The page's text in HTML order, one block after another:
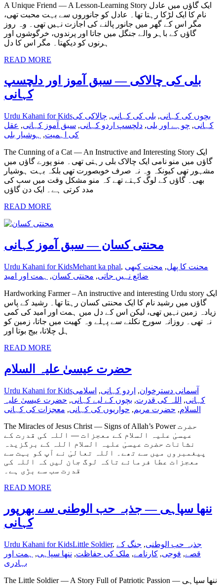
A Unique Friend — A Lesson-Learning Story ایک گاؤں میں عادل
نام کا ایک لڑکا رہتا تھا۔ عادل کو جانوروں سے بہت محبت تھی،
مگر اس کے گھر میں جانور پالنے کی اجازت نہیں تھی۔ وہ روز
گاؤں کے باہر والے جنگل میں جاتا اور پرندوں، خرگوشوں اور
ہرنوں کو دیکھتا۔ مگر اس کا دل
READ MORE
بلی کی چالاکی — سبق آموز اور دلچسپ
کہانی
Urdu Kahani for Kids بچوں کی کہانی, بلی کی کہانی, چالاکی کی
کہانی, چوہے اور بلی, دلچسپ اردو کہانی, سبق آموز کہانی, عقل
کی اہمیت, ہوشیار بلی
The Cunning of a Cat — An Instructive and Interesting Story ایک
گاؤں میں منو نامی ایک چالاک بلی رہتی تھی۔ منو پورے گاؤں میں
مشہور تھی کیونکہ وہ نہ صرف خوبصورت تھی بلکہ بہت ہوشیار
بھی۔ گاؤں کے لوگ کہتے تھے کہ منو مشکل وقت میں سب کی
مدد کرتی ہے۔ ایک دن گاؤں
READ MORE
محنتی کسان — سبق آموز کہانی
Urdu Kahani for KidsMehant ka phal, محنت کا پھل, محنت کبھی
ضائع نہیں جاتی, محنتی کسان, ہمت اور امید
Hardworking Farmer – An instructive and interesting Urdu story ایک
گاؤں میں رشید نام کا ایک محنتی کسان رہتا تھا۔ رشید کے پاس
زیادہ زمین نہیں تھی، لیکن اس کے دل میں ہمت اور امید کی کمی
نہ تھی۔ روزانہ سورج نکلنے سے پہلے وہ کھیت میں جاتا، زمین کو
ہل چلاتا، بیج بوتا اور
READ MORE
حضرت عیسیٰ علیہ السلام
Urdu Kahani for Kids آسمانی دسترخوان, اردو کہانی, اسلامی
کہانی, اللہ کی قدرت, بچوں کے لیے کہانی, حضرت عیسیٰ علیہ
السلام, حضرت مریم, حواریوں کی کہانی, معجزات کی کہانی
The Miracles of Jesus Christ — Signs of Allah’s Power حضرت
عیسیٰ علیہ السلام کے معجزات — اللہ کی قدرت کے
نشانات حضرت عیسیٰ علیہ السلام اللہ کے برگزیدہ
پیغمبروں میں سے تھے۔ اللہ تعالیٰ نے آپ کو بہت سے
معجزات عطا فرمائے تاکہ لوگ جان لیں کہ اللہ کی
قدرت سب سے بڑی ہے۔
READ MORE
ننھا سپاہی — جذبہ حب الوطنی سے بھرپور
کہانی
Urdu Kahani for KidsLittle Soldier, جذبہ حب الوطنی, جنگ کے
قصے, فوجی, کارنامے, ملک کی حفاظت, ننھا سپاہی, ہمت اور
بہادری
The Little Soldier — A Story Full of Patriotic Passion ننھا سپاہی —